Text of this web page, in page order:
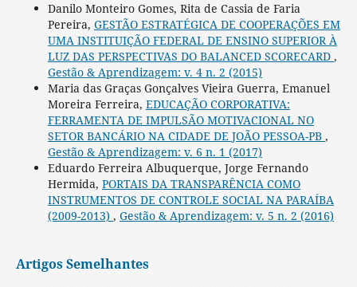
Danilo Monteiro Gomes, Rita de Cassia de Faria
Pereira, GESTÃO ESTRATÉGICA DE COOPERAÇÕES EM
UMA INSTITUIÇÃO FEDERAL DE ENSINO SUPERIOR À
LUZ DAS PERSPECTIVAS DO BALANCED SCORECARD ,
Gestão & Aprendizagem: v. 4 n. 2 (2015)
Maria das Graças Gonçalves Vieira Guerra, Emanuel
Moreira Ferreira, EDUCAÇÃO CORPORATIVA:
FERRAMENTA DE IMPULSÃO MOTIVACIONAL NO
SETOR BANCÁRIO NA CIDADE DE JOÃO PESSOA-PB ,
Gestão & Aprendizagem: v. 6 n. 1 (2017)
Eduardo Ferreira Albuquerque, Jorge Fernando
Hermida, PORTAIS DA TRANSPARÊNCIA COMO
INSTRUMENTOS DE CONTROLE SOCIAL NA PARAÍBA
(2009-2013) , Gestão & Aprendizagem: v. 5 n. 2 (2016)
Artigos Semelhantes